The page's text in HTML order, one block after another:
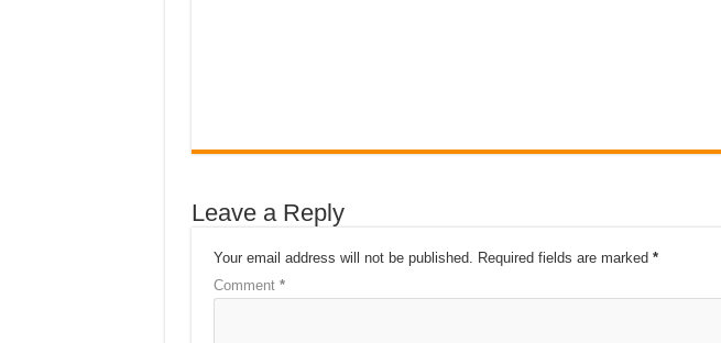
Leave a Reply
Your email address will not be published. Required fields are marked *
Comment *